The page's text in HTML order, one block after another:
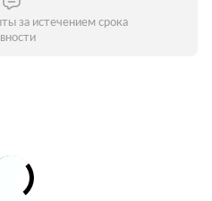
за истечением срока